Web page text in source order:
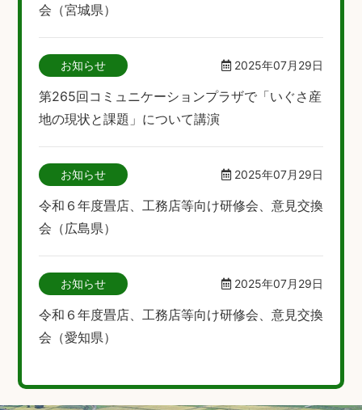
会（宮城県）
お知らせ 2025年07月29日
第265回コミュニケーションプラザで「いぐさ産
地の現状と課題」について講演
お知らせ 2025年07月29日
令和６年度畳店、工務店等向け研修会、意見交換
会（広島県）
お知らせ 2025年07月29日
令和６年度畳店、工務店等向け研修会、意見交換
会（愛知県）